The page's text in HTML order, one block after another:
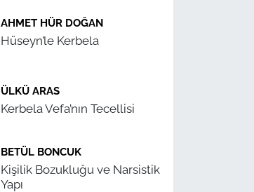
AHMET HÜR DOĞAN
Hüseyn’le Kerbela
ÜLKÜ ARAS
Kerbela Vefa’nın Tecellisi
BETÜL BONCUK
Kişilik Bozukluğu ve Narsistik
Yapı